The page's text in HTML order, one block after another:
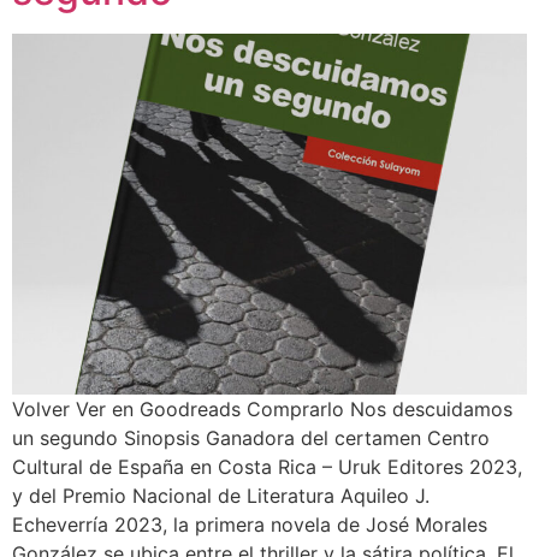
Volver Ver en Goodreads Comprarlo Nos descuidamos
un segundo Sinopsis Ganadora del certamen Centro
Cultural de España en Costa Rica – Uruk Editores 2023,
y del Premio Nacional de Literatura Aquileo J.
Echeverría 2023, la primera novela de José Morales